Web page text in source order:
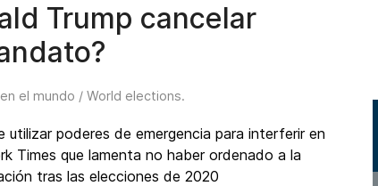
Trump cancelar
el mundo / World elections.
poderes de emergencia para interferir en
Times que lamenta no haber ordenado a la
tras las elecciones de 2020